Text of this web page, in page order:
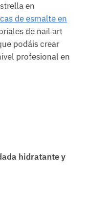
en
de esmalte en
de nail art
podáis crear
profesional en
hidratante y